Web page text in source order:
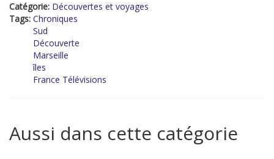
Catégorie: Découvertes et voyages
Tags: Chroniques
Sud
Découverte
Marseille
îles
France Télévisions
Aussi dans cette catégorie